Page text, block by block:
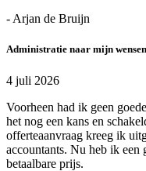
- Arjan de Bruijn
Administratie naar mijn wensen
4 juli 2026
Voorheen had ik geen
het nog een kans en
offerteaanvraag kreeg ik
accountants. Nu heb ik een
betaalbare prijs.